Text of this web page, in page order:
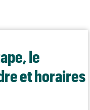
le
et horaires